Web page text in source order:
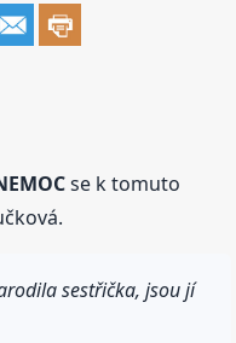
se k tomuto
sestřička, jsou jí